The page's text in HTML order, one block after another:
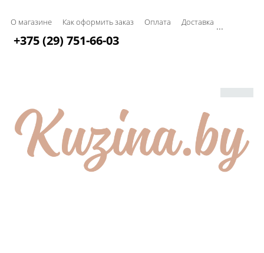
О магазине Как оформить заказ Оплата Доставка ...
+375 (29) 751-66-03